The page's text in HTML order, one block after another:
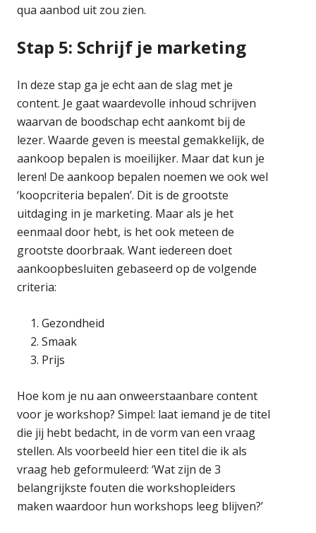
qua aanbod uit zou zien.
Stap 5: Schrijf je marketing
In deze stap ga je echt aan de slag met je
content. Je gaat waardevolle inhoud schrijven
waarvan de boodschap echt aankomt bij de
lezer. Waarde geven is meestal gemakkelijk, de
aankoop bepalen is moeilijker. Maar dat kun je
leren! De aankoop bepalen noemen we ook wel
‘koopcriteria bepalen’. Dit is de grootste
uitdaging in je marketing. Maar als je het
eenmaal door hebt, is het ook meteen de
grootste doorbraak. Want iedereen doet
aankoopbesluiten gebaseerd op de volgende
criteria:
Gezondheid
Smaak
Prijs
Hoe kom je nu aan onweerstaanbare content
voor je workshop? Simpel: laat iemand je de titel
die jij hebt bedacht, in de vorm van een vraag
stellen. Als voorbeeld hier een titel die ik als
vraag heb geformuleerd: ‘Wat zijn de 3
belangrijkste fouten die workshopleiders
maken waardoor hun workshops leeg blijven?’